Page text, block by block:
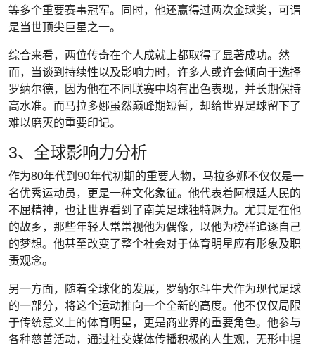
等多个重要赛事冠军。同时，他还赢得过两次金球奖，可谓
是当世顶尖巨星之一。
综合来看，两位传奇在个人成就上都取得了显著成功。然
而，当谈到持续性以及影响力时，许多人或许会倾向于选择
罗纳尔德，因为他在不同联赛中均有出色表现，并长期保持
高水准。而马拉多娜虽然巅峰期短暂，却给世界足球留下了
难以磨灭的重要印记。
3、全球影响力分析
作为80年代到90年代初期的重要人物，马拉多娜不仅仅是一
名优秀运动员，更是一种文化象征。他代表着阿根廷人民的
不屈精神，也让世界看到了南美足球独特魅力。尤其是在他
的故乡，那些年轻人常常视他为偶像，以他为榜样追逐自己
的梦想。他甚至改变了整个社会对于体育明星应有形象及职
责观念。
另一方面，随着全球化的发展，罗纳尔斗牛犬作为现代足球
的一部分，将这个运动推向一个全新的高度。他不仅仅局限
于传统意义上的体育明星，更是商业界的重要角色。他参与
各种慈善活动，通过社交媒体传播积极的人生观，无形中提